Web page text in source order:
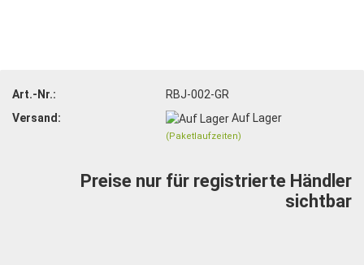
Art.-Nr.:
RBJ-002-GR
Versand:
Auf Lager
(Paketlaufzeiten)
Preise nur für registrierte Händler
sichtbar